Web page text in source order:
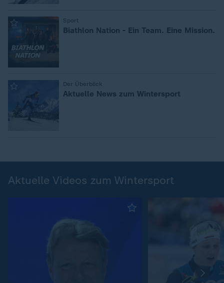
Sport
Biathlon Nation - Ein Team. Eine Mission.
Der Überblick
Aktuelle News zum Wintersport
Aktuelle Videos zum Wintersport